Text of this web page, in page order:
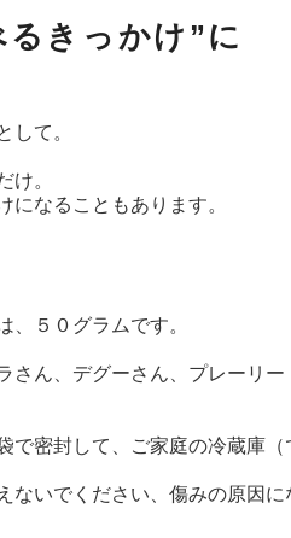
きっかけ”に
して。
け。
になることもあります。
、５０グラムです。
さん、デグーさん、プレーリ
で密封して、ご家庭の冷蔵庫（
ないでください、傷みの原因に